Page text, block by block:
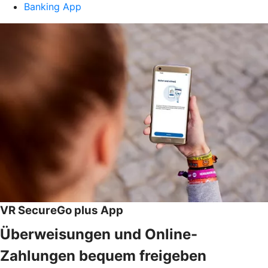
Banking App
VR SecureGo plus App
Überweisungen und Online-
Zahlungen bequem freigeben